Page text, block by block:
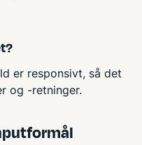
er responsivt, så det
og -retninger.